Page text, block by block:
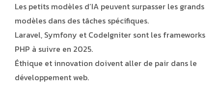
Les petits modèles d’IA peuvent surpasser les grands
modèles dans des tâches spécifiques.
Laravel, Symfony et CodeIgniter sont les frameworks
PHP à suivre en 2025.
Éthique et innovation doivent aller de pair dans le
développement web.